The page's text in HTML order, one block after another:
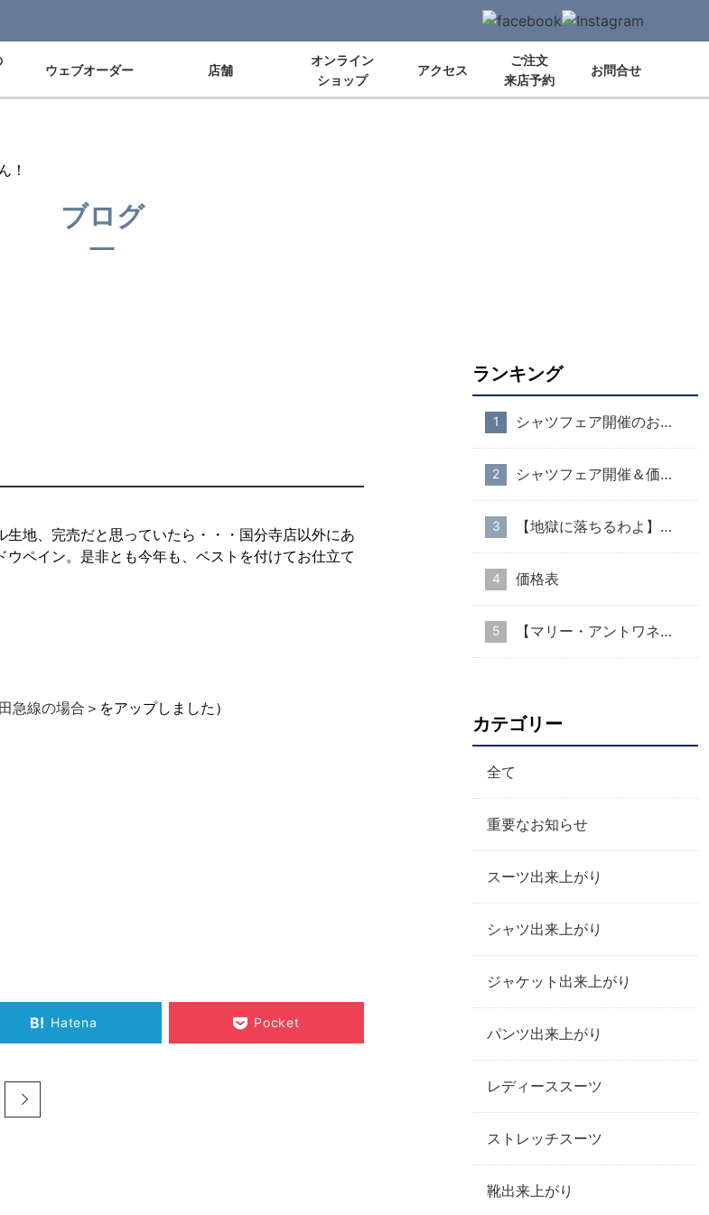
ウェブオーダー 店舗
オンライン
ショップ
アクセス
ご注文
来店予約
お問合せ
！
ブログ
地、完売だと思っていたら・・・国分寺店以外にあ
ペイン。是非とも今年も、ベストを付けてお仕立て
急線の場合 ＞をアップしました）
B! Hatena Pocket
ランキング
シャツフェア開催のお知らせ
シャツフェア開催＆価格改定のお知らせ
【地獄に落ちるわよ】衣装協力のお知らせ
価格表
【マリー・アントワネット・スタイル】part１
カテゴリー
全て
重要なお知らせ
スーツ出来上がり
シャツ出来上がり
ジャケット出来上がり
パンツ出来上がり
レディーススーツ
ストレッチスーツ
靴出来上がり